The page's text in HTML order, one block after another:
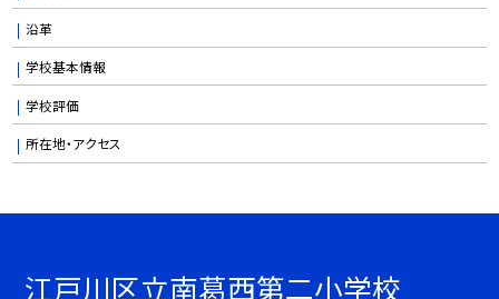
沿革
学校基本情報
学校評価
所在地・アクセス
江戸川区立南葛西第二小学校